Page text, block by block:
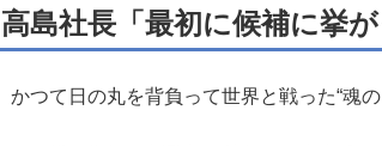
高島社長「最初に候補に挙
かつて日の丸を背負って世界と戦った“魂